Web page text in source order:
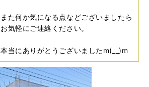
また何か気になる点などございましたら
お気軽にご連絡ください。
本当にありがとうございましたm(__)m